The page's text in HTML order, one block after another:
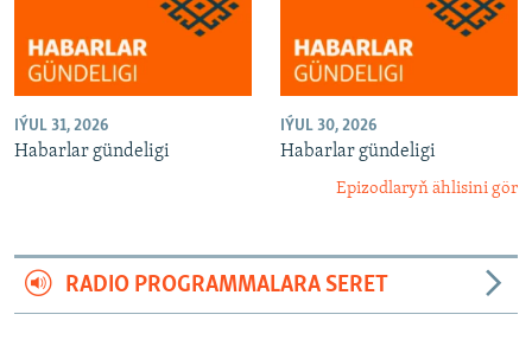
IÝUL 31, 2026
Habarlar gündeligi
IÝUL 30, 2026
Habarlar gündeligi
Epizodlaryň ählisini gör
RADIO PROGRAMMALARA SERET